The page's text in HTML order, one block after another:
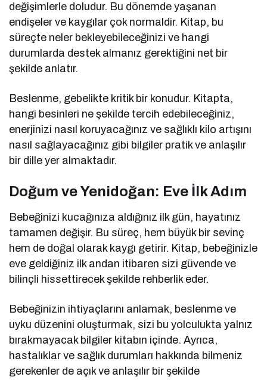
değişimlerle doludur. Bu dönemde yaşanan
endişeler ve kaygılar çok normaldir. Kitap, bu
süreçte neler bekleyebileceğinizi ve hangi
durumlarda destek almanız gerektiğini net bir
şekilde anlatır.
Beslenme, gebelikte kritik bir konudur. Kitapta,
hangi besinleri ne şekilde tercih edebileceğiniz,
enerjinizi nasıl koruyacağınız ve sağlıklı kilo artışını
nasıl sağlayacağınız gibi bilgiler pratik ve anlaşılır
bir dille yer almaktadır.
Doğum ve Yenidoğan: Eve İlk Adım
Bebeğinizi kucağınıza aldığınız ilk gün, hayatınız
tamamen değişir. Bu süreç, hem büyük bir sevinç
hem de doğal olarak kaygı getirir. Kitap, bebeğinizle
eve geldiğiniz ilk andan itibaren sizi güvende ve
bilinçli hissettirecek şekilde rehberlik eder.
Bebeğinizin ihtiyaçlarını anlamak, beslenme ve
uyku düzenini oluşturmak, sizi bu yolculukta yalnız
bırakmayacak bilgiler kitabın içinde. Ayrıca,
hastalıklar ve sağlık durumları hakkında bilmeniz
gerekenler de açık ve anlaşılır bir şekilde